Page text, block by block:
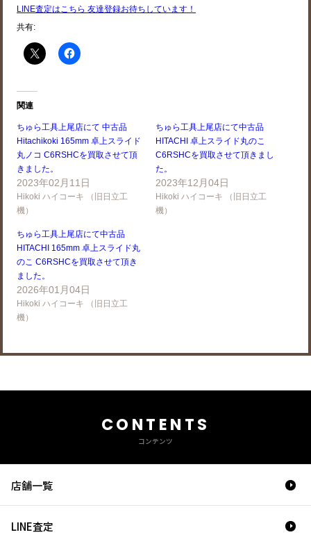
LINE査定はこちら 友達登録お待ちしています！
共有:
関連
ちゅら工具上尾店にて 中古品
Hitachikoki 165mm 卓上スライド
丸ノコ C6RSHCを買取させて頂
きました。
2023年02月11日
Hikoki ハイコーキ （旧日立工
機）
ちゅら工具上尾店にて中古品
HITACHI 卓上スライド丸のこ
C6RSHCを買取させて頂きまし
た。
2023年12月04日
Hikoki ハイコーキ （旧日立工
機）
ちゅら工具上尾店にて中古品
HITACHI 165mm 卓上スライド丸
のこ C6RSHCを買取させて頂き
ました。
2026年01月04日
Hikoki ハイコーキ （旧日立工
機）
CONTENTS
コンテンツ
店舗一覧
LINE査定